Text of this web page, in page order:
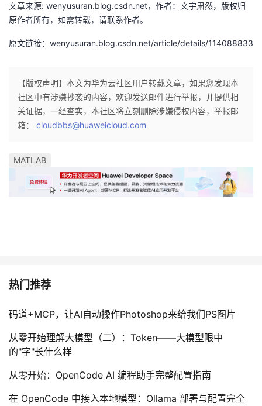
文章来源: wenyusuran.blog.csdn.net，作者：文宇肃然，版权归
原作者所有，如需转载，请联系作者。
原文链接：wenyusuran.blog.csdn.net/article/details/114088833
【版权声明】本文为华为云社区用户转载文章，如果您发现本
社区中有涉嫌抄袭的内容，欢迎发送邮件进行举报，并提供相
关证据，一经查实，本社区将立刻删除涉嫌侵权内容，举报邮
箱： cloudbbs@huaweicloud.com
MATLAB
热门推荐
码道+MCP，让AI自动操作Photoshop来给我们PS图片
从零开始理解大模型（二）：Token——大模型眼中
的"字"长什么样
从零开始：OpenCode AI 编程助手完整配置指南
在 OpenCode 中接入本地模型：Ollama 部署与配置完全